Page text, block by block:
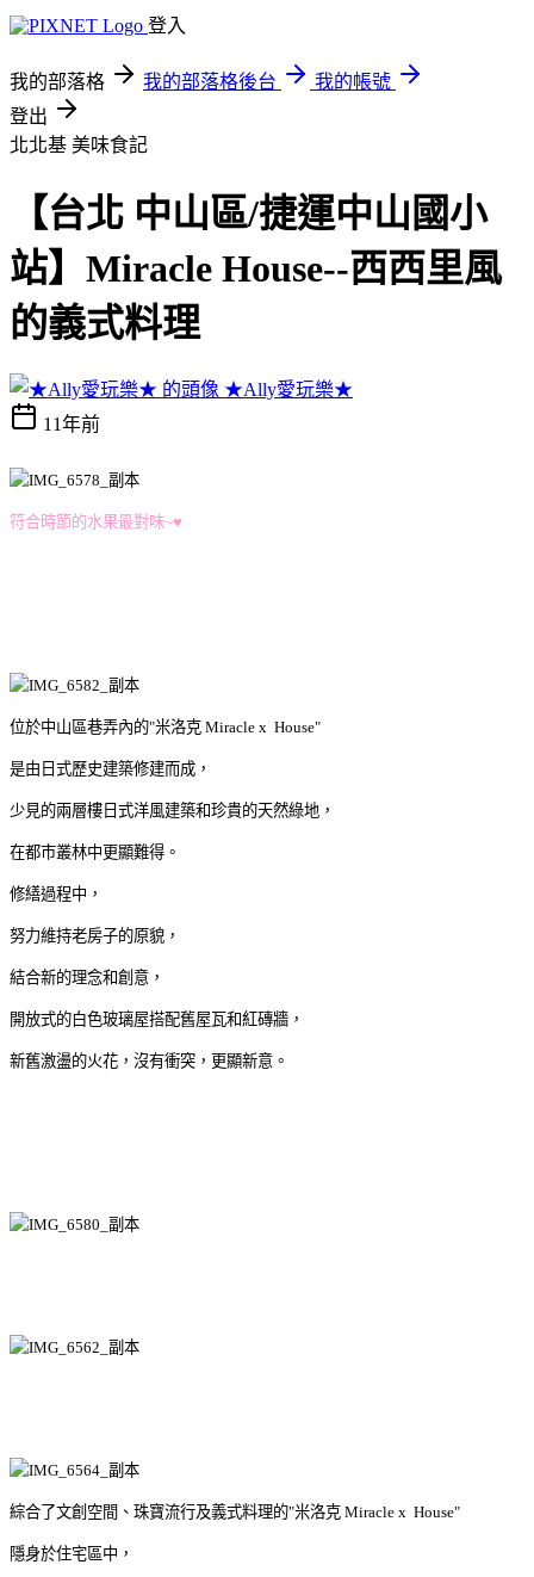
登入
我的部落格 我的部落格後台
我的帳號
登出
北北基 美味食記
【台北 中山區/捷運中山國小
站】Miracle House--西西里風
的義式料理
★Ally愛玩樂★
11年前
符合時節的水果最對味~♥
位於中山區巷弄內的"米洛克 Miracle x House"
是由日式歷史建築修建而成，
少見的兩層樓日式洋風建築和珍貴的天然綠地，
在都市叢林中更顯難得。
修繕過程中，
努力維持老房子的原貌，
結合新的理念和創意，
開放式的白色玻璃屋搭配舊屋瓦和紅磚牆，
新舊激盪的火花，沒有衝突，更顯新意。
綜合了文創空間、珠寶流行及義式料理的"米洛克 Miracle x House"
隱身於住宅區中，